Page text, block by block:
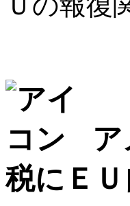
税にＥ